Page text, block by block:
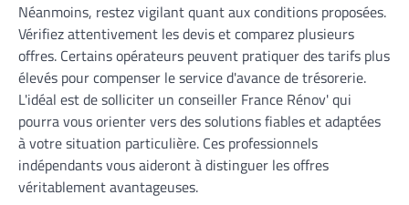
Néanmoins, restez vigilant quant aux conditions proposées.
Vérifiez attentivement les devis et comparez plusieurs
offres. Certains opérateurs peuvent pratiquer des tarifs plus
élevés pour compenser le service d'avance de trésorerie.
L'idéal est de solliciter un conseiller France Rénov' qui
pourra vous orienter vers des solutions fiables et adaptées
à votre situation particulière. Ces professionnels
indépendants vous aideront à distinguer les offres
véritablement avantageuses.